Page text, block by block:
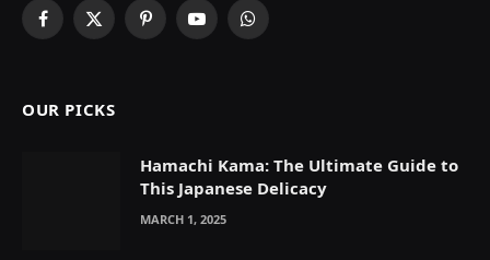
Facebook
X
PinterestYouTubeWhatsApp
OUR PICKS
Hamachi Kama: The Ultimate Guide to
This Japanese Delicacy
MARCH 1, 2025